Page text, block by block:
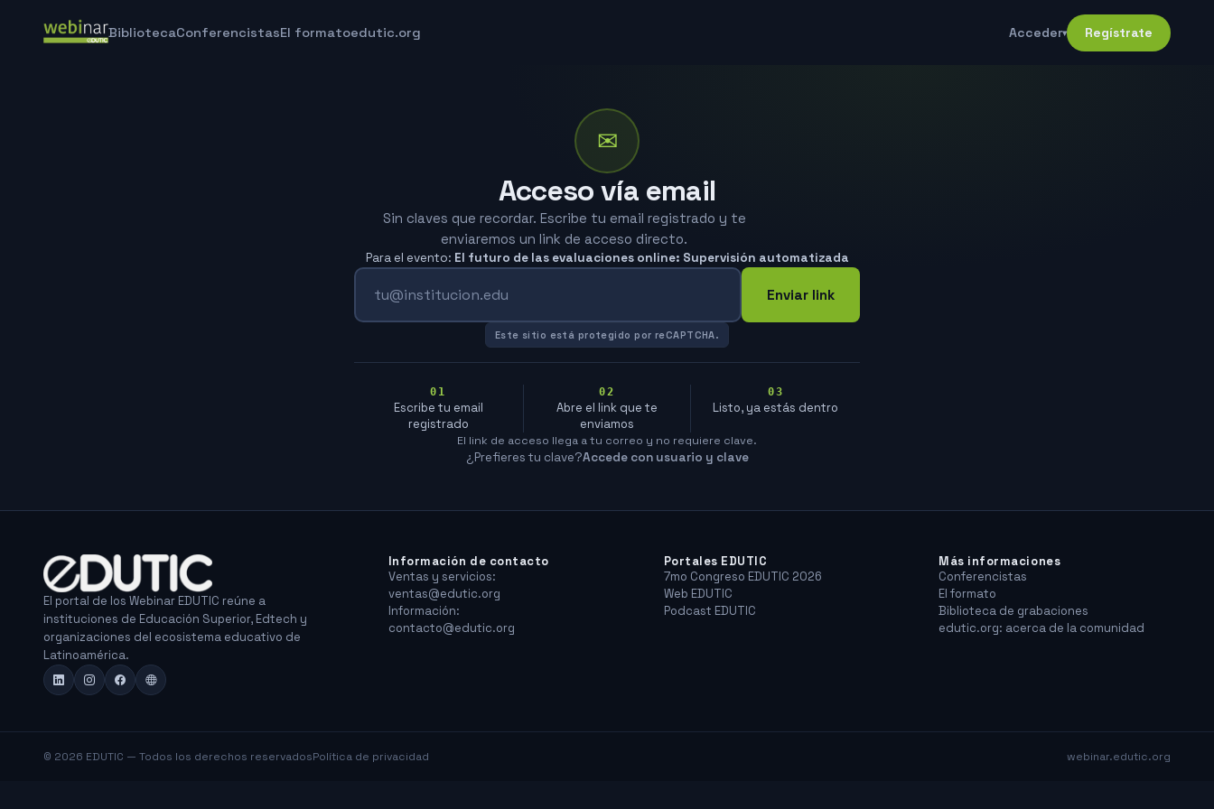
BibliotecaConferencistasEl formatoedutic.org Acceder▾ Regístrate
✉
Acceso vía email
Sin claves que recordar. Escribe tu email registrado y te
enviaremos un link de acceso directo.
Para el evento: El futuro de las evaluaciones online: Supervisión automatizada
Enviar link
Este sitio está protegido por reCAPTCHA.
01
Escribe tu email
registrado
02
Abre el link que te
enviamos
03
Listo, ya estás dentro
El link de acceso llega a tu correo y no requiere clave.
¿Prefieres tu clave?Accede con usuario y clave
El portal de los Webinar EDUTIC reúne a
instituciones de Educación Superior, Edtech y
organizaciones del ecosistema educativo de
Latinoamérica.
Información de contacto
Ventas y servicios:
ventas@edutic.org
Información:
contacto@edutic.org
Portales EDUTIC
7mo Congreso EDUTIC 2026
Web EDUTIC
Podcast EDUTIC
Más informaciones
Conferencistas
El formato
Biblioteca de grabaciones
edutic.org: acerca de la comunidad
© 2026 EDUTIC — Todos los derechos reservadosPolítica de privacidad webinar.edutic.org